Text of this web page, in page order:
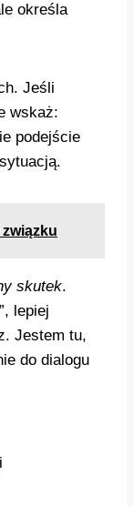
określa
Jeśli
wskaż:
podejście
skutek.
lepiej
Jestem tu,
do dialogu